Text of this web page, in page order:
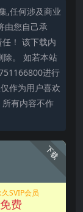
,任何涉及商业
由您自己承
！ 该下载内
除。 如若本站
进行
作为用户喜欢
有内容不作
下载
SVIP会员
免费